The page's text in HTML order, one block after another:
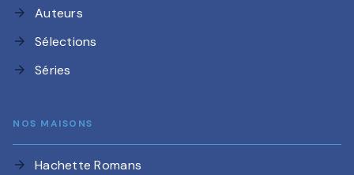
arrow_forward Auteurs
arrow_forward Sélections
arrow_forward Séries
NOS MAISONS
arrow_forward Hachette Romans